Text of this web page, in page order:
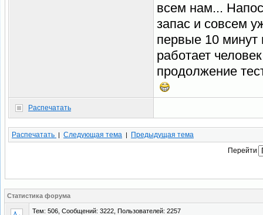
всем нам...
запас и совсем
первые 10 минут
работает
продолжение
Распечатать
Распечатать | Следующая тема |
Предыдущая тема
Перейти
Статистика форума
Тем: 506, Сообщений: 3222, Пользователей: 2257